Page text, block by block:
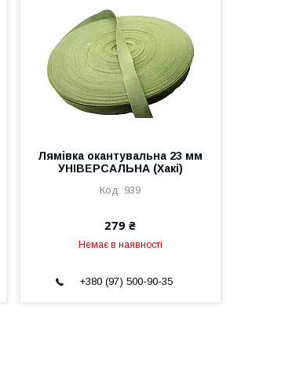
Лямівка окантувальна 23 мм
УНІВЕРСАЛЬНА (Хакі)
939
279 ₴
Немає в наявності
+380 (97) 500-90-35